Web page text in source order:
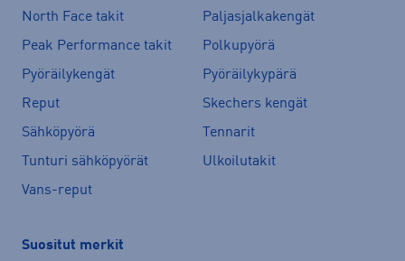
North Face takit
Paljasjalkakengät
Peak Performance takit
Polkupyörä
Pyöräilykengät
Pyöräilykypärä
Reput
Skechers kengät
Sähköpyörä
Tennarit
Tunturi sähköpyörät
Ulkoilutakit
Vans-reput
Suositut merkit